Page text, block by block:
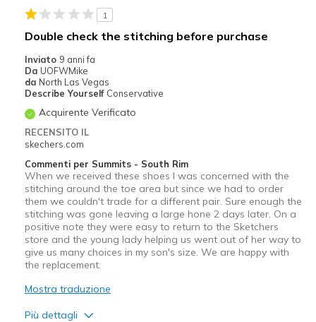
Feels true to size
View On Shoes
1
Double check the stitching before purchase
Inviato 9 anni fa
Da UOFWMike
da North Las Vegas
Describe Yourself Conservative
Acquirente Verificato
RECENSITO IL
skechers.com
Commenti per Summits - South Rim
When we received these shoes I was concerned with the
stitching around the toe area but since we had to order
them we couldn't trade for a different pair. Sure enough the
stitching was gone leaving a large hone 2 days later. On a
positive note they were easy to return to the Sketchers
store and the young lady helping us went out of her way to
give us many choices in my son's size. We are happy with
the replacement.
Mostra traduzione
Più dettagli